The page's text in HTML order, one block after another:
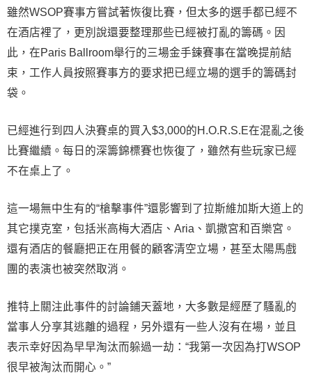
雖然WSOP賽事方嘗試著恢復比賽，但太多的選手都已經不
在酒店裡了，更別說還要整理那些已經被打亂的籌碼。因
此，在Paris Ballroom舉行的三場金手鍊賽事在當晚提前結
束，工作人員按照賽事方的要求把已經立場的選手的籌碼封
袋。
已經進行到四人決賽桌的買入$3,000的H.O.R.S.E在混亂之後
比賽繼續。每日的深籌錦標賽也恢復了，雖然有些玩家已經
不在桌上了。
這一場無中生有的“槍擊事件”還影響到了拉斯維加斯大道上的
其它撲克室，包括米高梅大酒店、Aria、凱撒宮和百樂宮。
還有酒店的餐廳把正在用餐的顧客清空立場，甚至太陽馬戲
團的表演也被突然取消。
推特上關注此事件的討論鋪天蓋地，大多數是經歷了騷亂的
當事人分享其逃離的過程，另外還有一些人沒有在場，並且
表示幸好因為早早淘汰而躲過一劫：“我第一次因為打WSOP
很早被淘汰而開心。”